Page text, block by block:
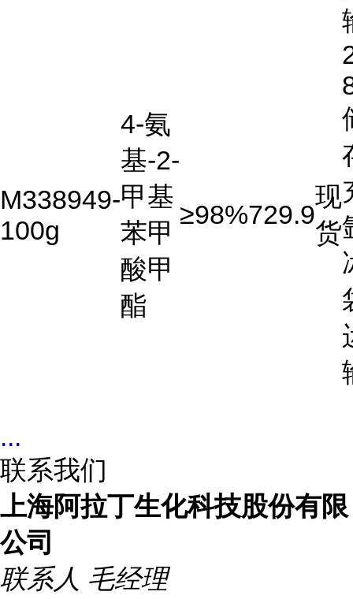
M338949-
100g
4-氨
基-2-
甲基
苯甲
酸甲
酯
≥98%729.9
现
货
...
联系我们
上海阿拉丁生化科技股份有限
公司
联系人 毛经理